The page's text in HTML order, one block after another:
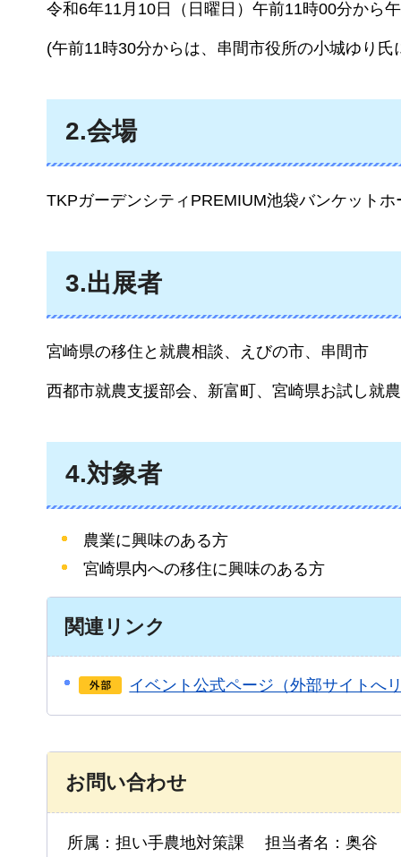
令和6年11月10日（日曜日）午前11時00分から
(午前11時30分からは、串間市役所の小城ゆり
2.会場
TKPガーデンシティPREMIUM池袋バンケットホ
3.出展者
宮崎県の移住と就農相談、えびの市、串間市
西都市就農支援部会、新富町、宮崎県お試し就
4.対象者
農業に興味のある方
宮崎県内への移住に興味のある方
関連リンク
イベント公式ページ（外部サイトへ
お問い合わせ
所属：担い手農地対策課 担当者名：奥谷